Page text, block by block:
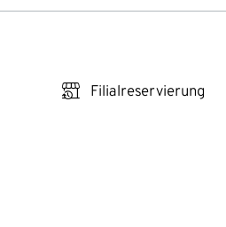
click_reserve_store Filialreservierung